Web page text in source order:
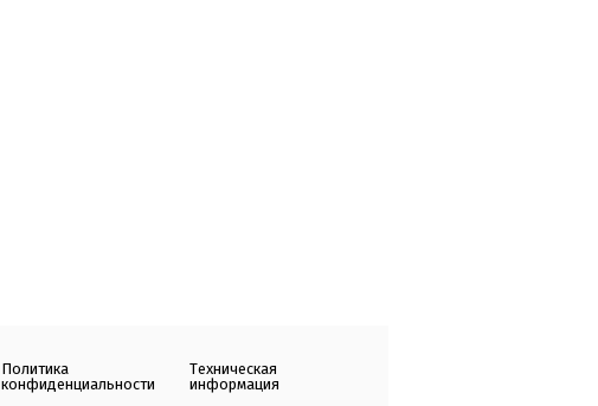
Политика
конфиденциальности
Техническая
информация